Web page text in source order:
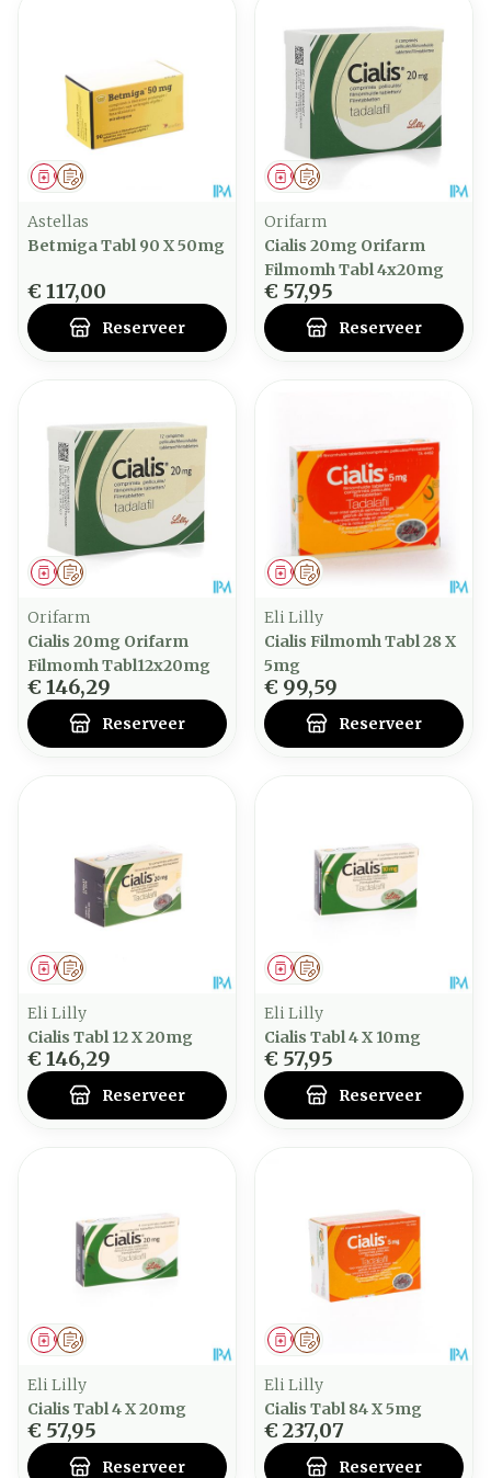
Op voorschrift
Geneesmiddel
Astellas
Betmiga Tabl 90 X 50mg
€ 117,00
Reserveer
Op voorschrift
Geneesmiddel
Orifarm
Cialis 20mg Orifarm
Filmomh Tabl 4x20mg
€ 57,95
Reserveer
Op voorschrift
Geneesmiddel
Orifarm
Cialis 20mg Orifarm
Filmomh Tabl12x20mg
€ 146,29
Reserveer
Op voorschrift
Geneesmiddel
Eli Lilly
Cialis Filmomh Tabl 28 X
5mg
€ 99,59
Reserveer
Op voorschrift
Geneesmiddel
Eli Lilly
Cialis Tabl 12 X 20mg
€ 146,29
Reserveer
Op voorschrift
Geneesmiddel
Eli Lilly
Cialis Tabl 4 X 10mg
€ 57,95
Reserveer
Op voorschrift
Geneesmiddel
Eli Lilly
Cialis Tabl 4 X 20mg
€ 57,95
Reserveer
Op voorschrift
Geneesmiddel
Eli Lilly
Cialis Tabl 84 X 5mg
€ 237,07
Reserveer